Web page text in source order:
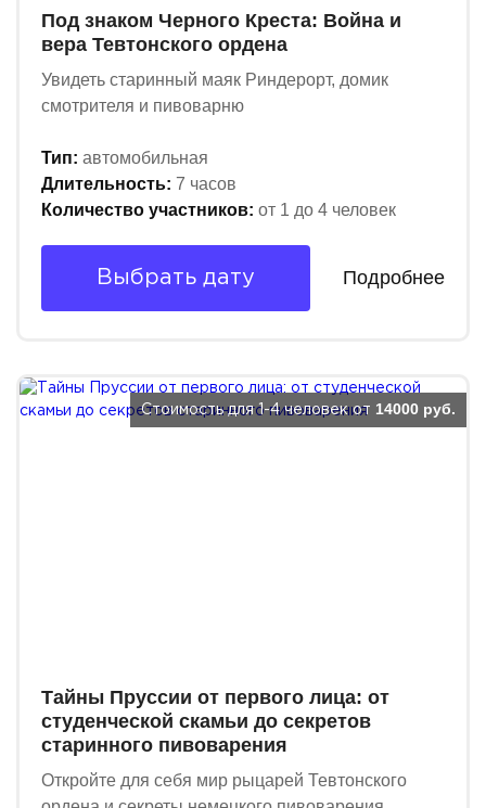
Под знаком Черного Креста: Война и
вера Тевтонского ордена
Увидеть старинный маяк Риндерорт, домик
смотрителя и пивоварню
Тип: автомобильная
Длительность: 7 часов
Количество участников: от 1 до 4 человек
Выбрать дату Подробнее
Тайны Пруссии от первого лица: от
студенческой скамьи до секретов
старинного пивоварения
Откройте для себя мир рыцарей Тевтонского
Стоимость для 1-4 человек от 14000 руб.